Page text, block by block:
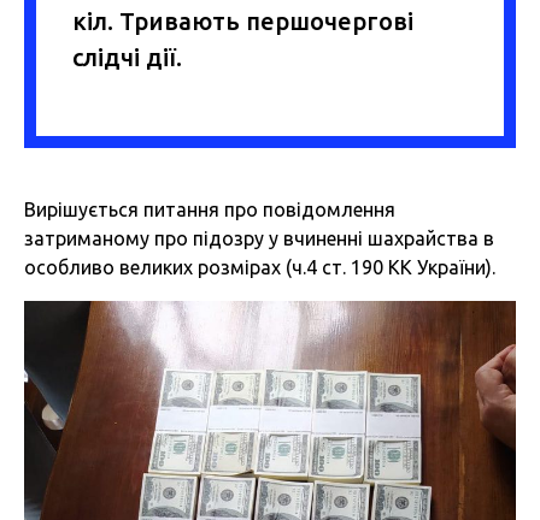
кіл. Тривають першочергові
слідчі дії.
Вирішується питання про повідомлення
затриманому про підозру у вчиненні шахрайства в
особливо великих розмірах (ч.4 ст. 190 КК України).